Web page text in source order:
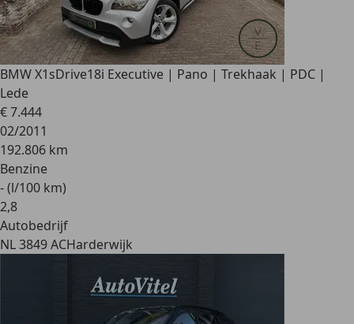
BMW X1sDrive18i Executive | Pano | Trekhaak | PDC |
Lede
€ 7.444
02/2011
192.806 km
Benzine
- (l/100 km)
2,8
Autobedrijf
NL 3849 ACHarderwijk